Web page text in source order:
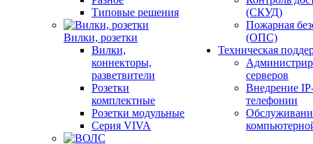
Типовые решения
Вилки, розетки
Вилки,
коннекторы,
разветвители
Розетки
комплектные
Розетки модульные
Серия VIVA
(СКУД)
Пожарная
(ОПС)
Техническая
серверов
Внедрение
телефонии